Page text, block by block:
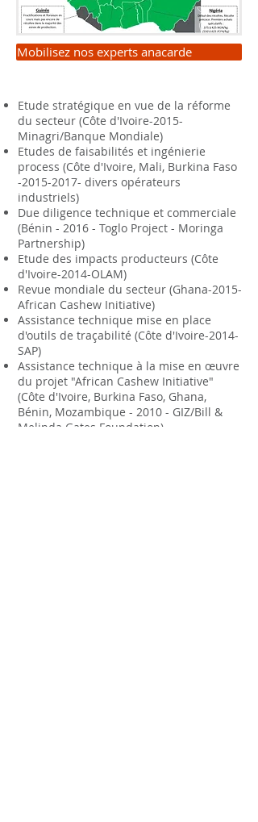
Mobilisez nos experts anacarde
Etude stratégique en vue de la réforme
du secteur (Côte d'Ivoire-2015-
Minagri/Banque Mondiale)
Etudes de faisabilités et ingénierie
process (Côte d'Ivoire, Mali, Burkina Faso
-2015-2017- divers opérateurs
industriels)
Due diligence technique et commerciale
(Bénin - 2016 - Toglo Project - Moringa
Partnership)
Etude des impacts producteurs (Côte
d'Ivoire-2014-OLAM)
Revue mondiale du secteur (Ghana-2015-
African Cashew Initiative)
Assistance technique mise en place
d'outils de traçabilité (Côte d'Ivoire-2014-
SAP)
Assistance technique à la mise en œuvre
du projet "African Cashew Initiative"
(Côte d'Ivoire, Burkina Faso, Ghana,
Bénin, Mozambique - 2010 - GIZ/Bill &
Melinda Gates Foundation)